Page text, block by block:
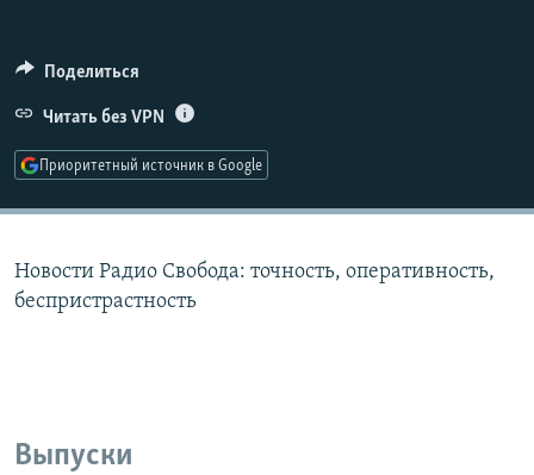
ПОДПИШИТЕСЬ НА РАССЫЛКУ
СОЦИАЛЬНЫЕ СЕТИ
Поделиться
Читать без VPN
Приоритетный источник в Google
Новости Радио Свобода: точность, оперативность,
беспристрастность
Выпуски